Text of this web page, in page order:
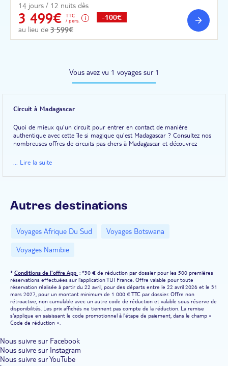
14 jours / 12 nuits dès
3 499€
TTC
/ pers.
au lieu de 3 599€
-100€
Vous avez vu 1 voyages sur 1
Circuit à Madagascar
Quoi de mieux qu'un circuit pour entrer en contact de manière
authentique avec cette île si magique qu'est Madagascar ? Consultez nos
nombreuses offres de circuits pas chers à Madagascar et découvrez
d'une rangée de baobabs ceinte par la savane ; admirez
Suarez, capitale du Nord du pays qui possède un étonnant charme
... Lire la suite
Autres destinations
Voyages Afrique Du Sud
Voyages Botswana
Voyages Namibie
* Conditions de l'offre App : *30 € de réduction par dossier pour les 500 premières
réservations effectuées sur l'application TUI France. Offre valable pour toute
réservation réalisée à partir du 22 avril, pour des départs entre le 22 avril 2026 et le 31
mars 2027, pour un montant minimum de 1 000 € TTC par dossier. Offre non
rétroactive, non cumulable avec un autre code de réduction et valable sous réserve de
disponibilités. Les prix affichés ne tiennent pas compte de la réduction. La remise
s'applique en saisissant le code promotionnel à l'étape de paiement, dans le champ «
Code de réduction ».
Nous suivre sur Facebook
Nous suivre sur Instagram
Nous suivre sur YouTube